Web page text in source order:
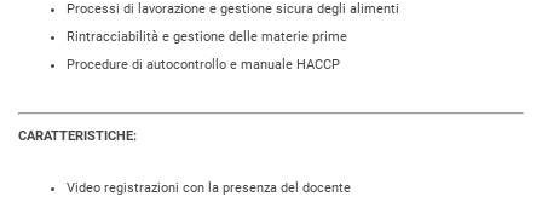
Processi di lavorazione e gestione sicura degli alimenti
Rintracciabilità e gestione delle materie prime
Procedure di autocontrollo e manuale HACCP
CARATTERISTICHE:
Video registrazioni con la presenza del docente